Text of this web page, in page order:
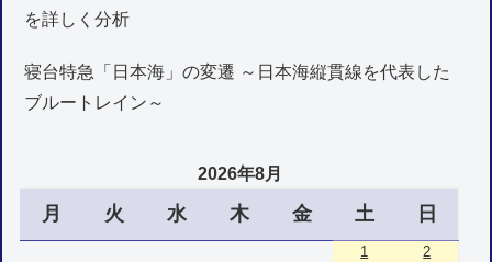
を詳しく分析
寝台特急「日本海」の変遷 ～日本海縦貫線を代表した
ブルートレイン～
2026年8月
月 火 水 木 金 土 日
1
2